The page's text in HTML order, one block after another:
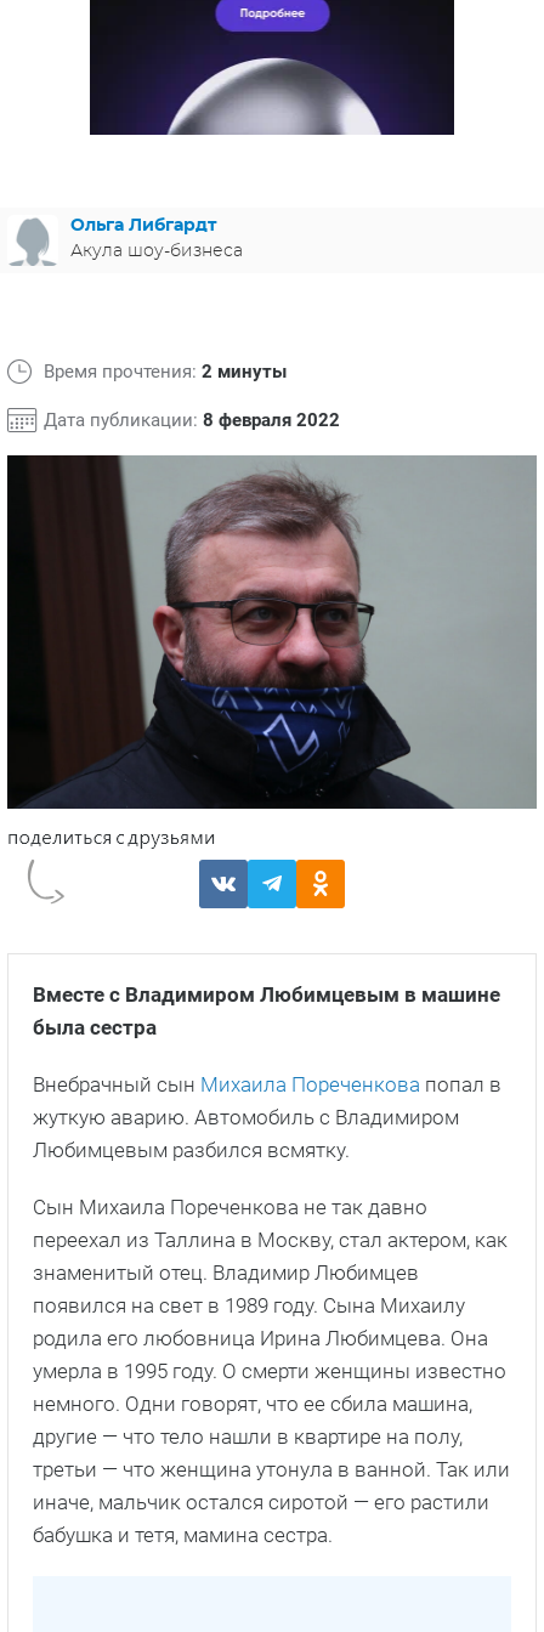
ГЕРМАНИЯ
СПОЙЛЕРЫ ИЗ СЕРИАЛОВ
Ольга Либгардт
Акула шоу-бизнеса
Время прочтения: 2 минуты
Дата публикации: 8 февраля 2022
Вместе с Владимиром Любимцевым в машине
была сестра
Внебрачный сын Михаила Пореченкова попал в
жуткую аварию. Автомобиль с Владимиром
Любимцевым разбился всмятку.
Сын Михаила Пореченкова не так давно
переехал из Таллина в Москву, стал актером, как
знаменитый отец. Владимир Любимцев
появился на свет в 1989 году. Сына Михаилу
родила его любовница Ирина Любимцева. Она
умерла в 1995 году. О смерти женщины известно
немного. Одни говорят, что ее сбила машина,
другие — что тело нашли в квартире на полу,
третьи — что женщина утонула в ванной. Так или
иначе, мальчик остался сиротой — его растили
бабушка и тетя, мамина сестра.